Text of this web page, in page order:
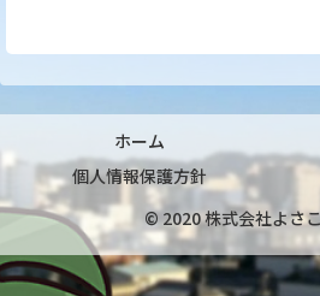
ホーム
個人情報保護方針
© 2020 株式会社よさ